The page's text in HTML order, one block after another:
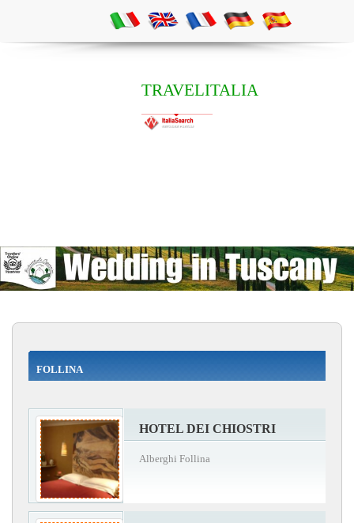
TRAVELITALIA
FOLLINA
HOTEL DEI CHIOSTRI
Alberghi Follina